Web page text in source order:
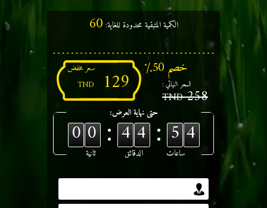
الكمية المتبقية محدودة للغاية: 60
خصم 50٪
السعر النهائي :
258
TND
سعر مخفض 129
TND
حتى نهاية العرض:
00 44 53
ساعات الدقائق ثانية